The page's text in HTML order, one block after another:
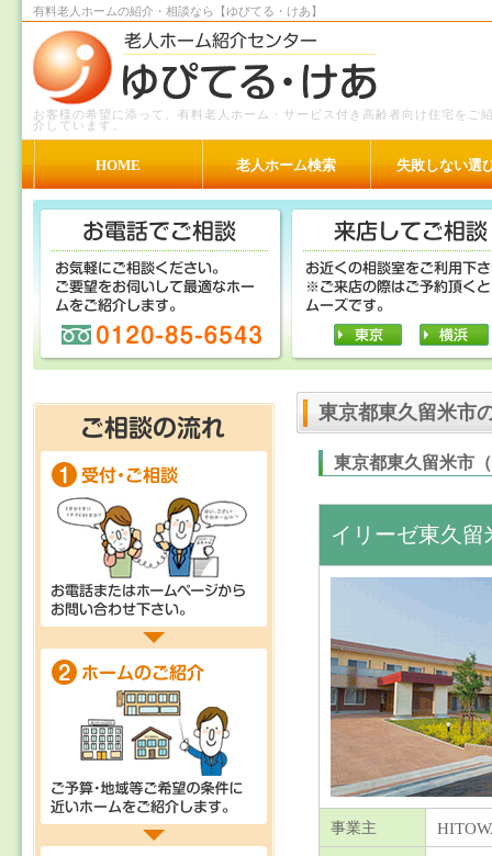
有料老人ホームの紹介・相談なら【ゆぴてる・けあ】
お客様の希望に添って、有料老人ホーム・サービス付き高齢者向け住宅をご
介しています。
HOME 老人ホーム検索 失敗しない選
東京都東久留米市
東京都東久留米
イリーゼ東久留
事業主